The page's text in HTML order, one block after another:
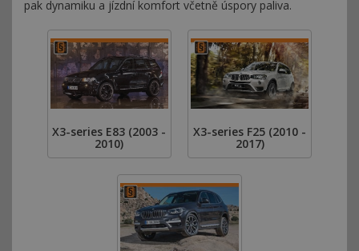
pak dynamiku a jízdní komfort včetně úspory paliva.
X3-series E83 (2003 -
2010)
X3-series F25 (2010 -
2017)